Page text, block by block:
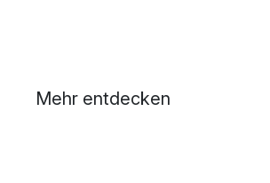
Mehr entdecken